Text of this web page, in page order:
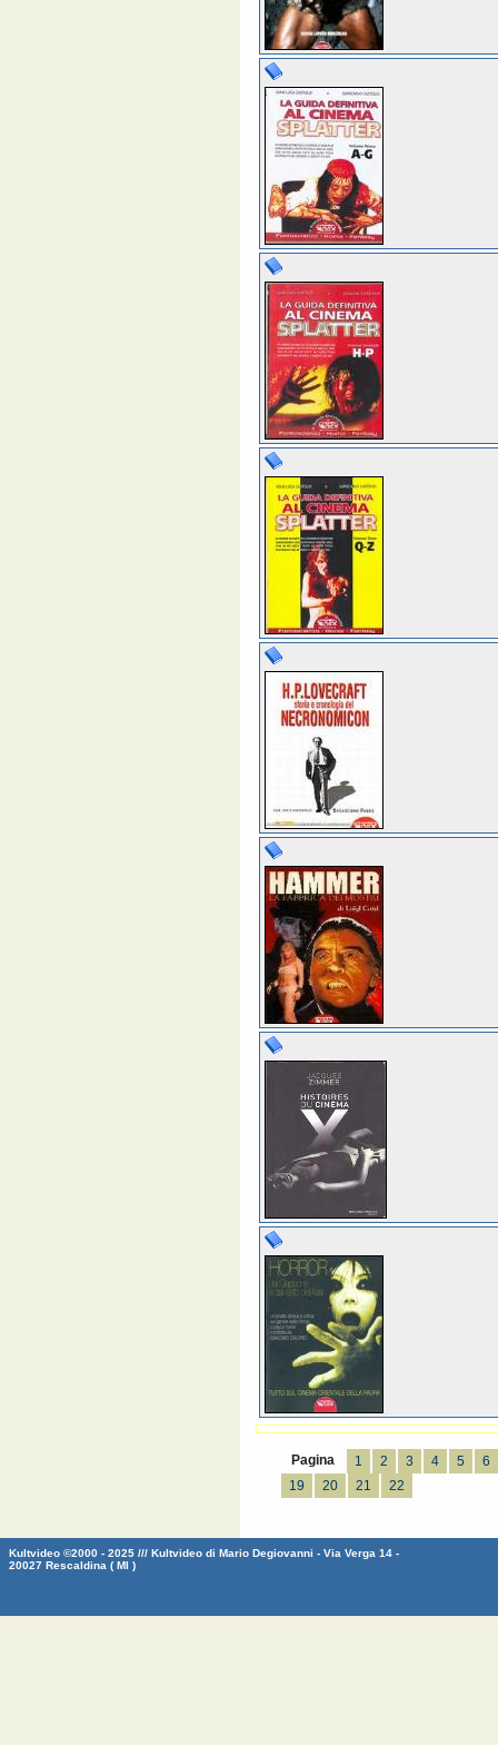
Pagina 1 2 3 4 5
6
19
20 21 22
Kultvideo ©2000 - 2025 /// Kultvideo di Mario Degiovanni - Via Verga 14 -
20027 Rescaldina ( MI )